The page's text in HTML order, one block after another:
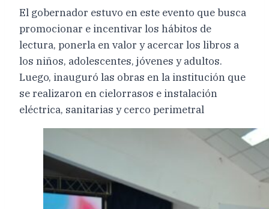
El gobernador estuvo en este evento que busca
promocionar e incentivar los hábitos de
lectura, ponerla en valor y acercar los libros a
los niños, adolescentes, jóvenes y adultos.
Luego, inauguró las obras en la institución que
se realizaron en cielorrasos e instalación
eléctrica, sanitarias y cerco perimetral